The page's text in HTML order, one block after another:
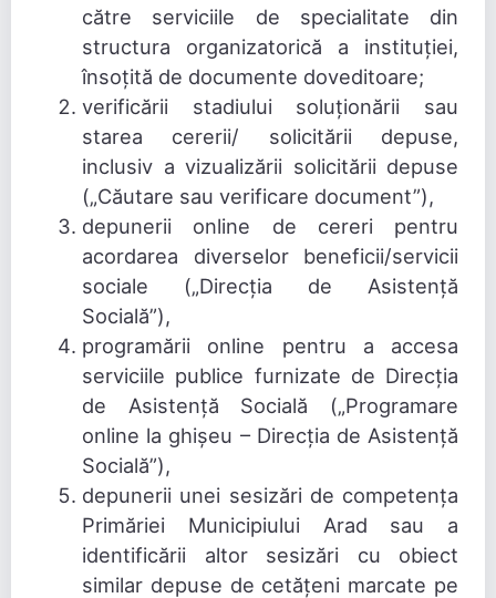
către serviciile de specialitate din
structura organizatorică a instituției,
însoțită de documente doveditoare;
verificării stadiului soluționării sau
starea cererii/ solicitării depuse,
inclusiv a vizualizării solicitării depuse
(„Căutare sau verificare document”),
depunerii online de cereri pentru
acordarea diverselor beneficii/servicii
sociale („Direcția de Asistență
Socială”),
programării online pentru a accesa
serviciile publice furnizate de Direcția
de Asistență Socială („Programare
online la ghișeu – Direcția de Asistență
Socială”),
depunerii unei sesizări de competența
Primăriei Municipiului Arad sau a
identificării altor sesizări cu obiect
similar depuse de cetățeni marcate pe